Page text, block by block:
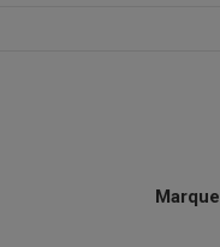
Marque